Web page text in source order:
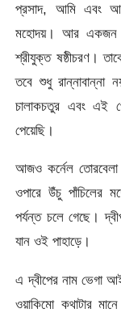
প্রসাদ, আমি এবং
মহোদয়। আর একজন
শ্রীযুক্ত ষষ্ঠীচরণ।
তবে শুধু
চালাকচতুর এবং এই
পেয়েছি।
আজও কর্নেল তোরবেলা
ওপারে উঁচু পাঁচিলের
পর্যন্ত চলে গেছে।
যান ওই পাহাড়ে।
এ দ্বীপের নাম ভেগা
ওয়াকিমো কথাটার